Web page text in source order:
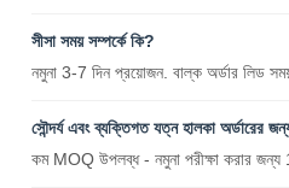
সীসা সময় সম্পর্কে কি?
নমুনা 3-7 দিন প্রয়োজন. বাল্ক অর্ডার লিড
সৌন্দর্য এবং ব্যক্তিগত যত্ন হালকা
কম MOQ উপলব্ধ - নমুনা পরীক্ষা করার জন্য